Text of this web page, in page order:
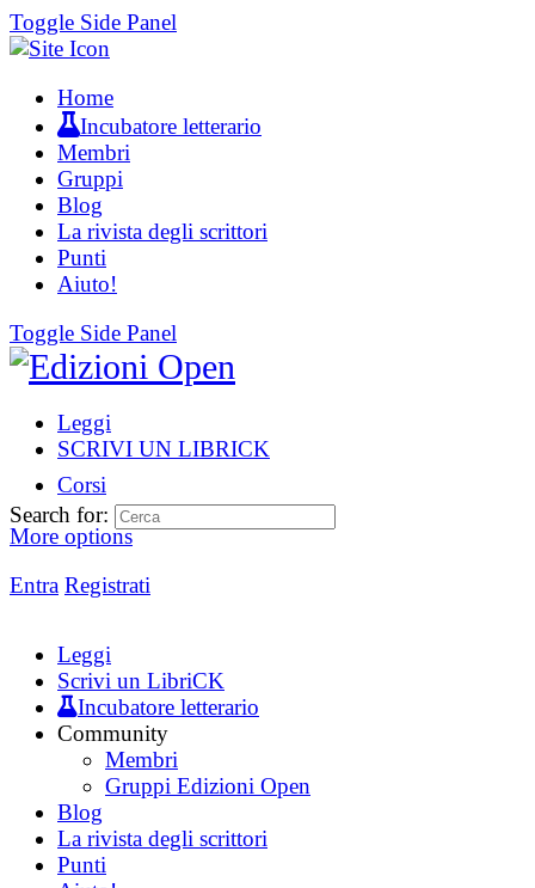
Toggle Side Panel
Home
Incubatore letterario
Membri
Gruppi
Blog
La rivista degli scrittori
Punti
Aiuto!
Toggle Side Panel
Leggi
SCRIVI UN LIBRICK
Corsi
More options
Entra Registrati
Search for:
Leggi
Scrivi un LibriCK
Incubatore letterario
Community
Membri
Gruppi Edizioni Open
Blog
La rivista degli scrittori
Punti